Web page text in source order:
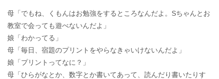
母「でもね、くもんはお勉強をするところなんだよ。Sちゃんとお
教室で会っても遊べないんだよ」
娘「わかってる」
母「毎日、宿題のプリントをやらなきゃいけないんだよ」
娘「プリントってなに？」
母「ひらがなとか、数字とか書いてあって、読んだり書いたりす